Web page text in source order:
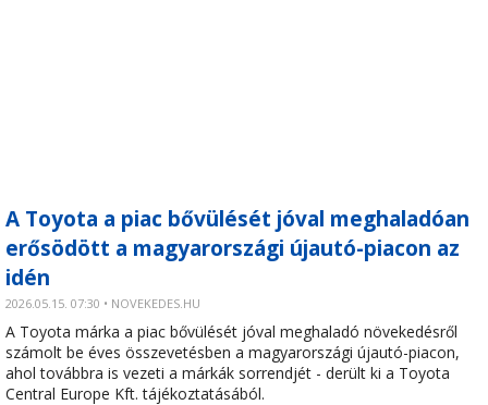
A Toyota a piac bővülését jóval meghaladóan
erősödött a magyarországi újautó-piacon az
idén
2026.05.15. 07:30 • NOVEKEDES.HU
A Toyota márka a piac bővülését jóval meghaladó növekedésről
számolt be éves összevetésben a magyarországi újautó-piacon,
ahol továbbra is vezeti a márkák sorrendjét - derült ki a Toyota
Central Europe Kft. tájékoztatásából.